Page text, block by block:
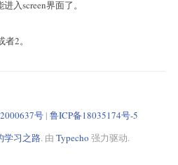
入screen界面了。
2。
号 | 鲁ICP备18035174号-5
学习之路. 由 Typecho 强力驱动.